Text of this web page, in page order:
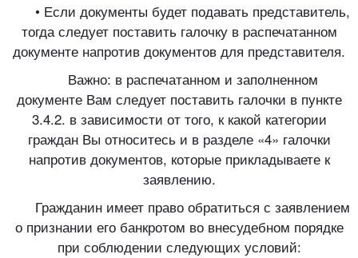
• Если документы будет подавать представитель,
тогда следует поставить галочку в распечатанном
документе напротив документов для представителя.
Важно: в распечатанном и заполненном
документе Вам следует поставить галочки в пункте
3.4.2. в зависимости от того, к какой категории
граждан Вы относитесь и в разделе «4» галочки
напротив документов, которые прикладываете к
заявлению.
Гражданин имеет право обратиться с заявлением
о признании его банкротом во внесудебном порядке
при соблюдении следующих условий: